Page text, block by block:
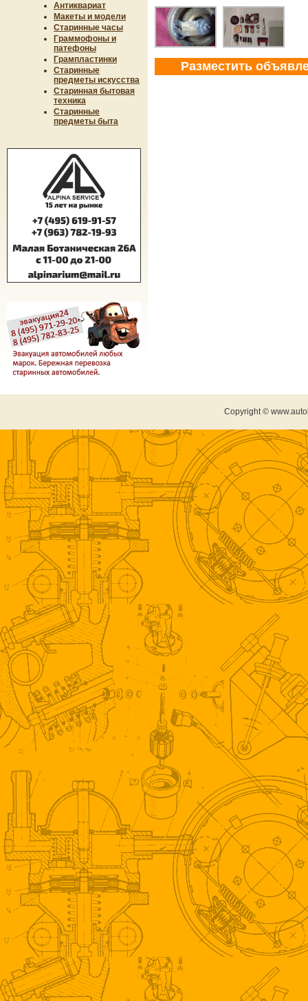
Антиквариат
Макеты и модели
Старинные часы
Граммофоны и
патефоны
Грампластинки
Старинные
предметы искусства
Старинная бытовая
техника
Старинные
предметы быта
Разместить
Copyright ©